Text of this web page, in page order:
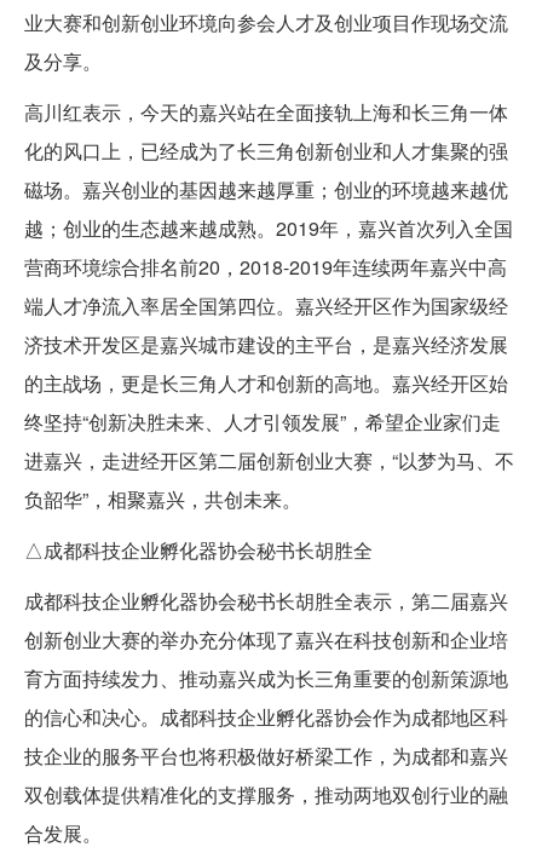
业大赛和创新创业环境向参会人才及创业项目作现场交流
及分享。
高川红表示，今天的嘉兴站在全面接轨上海和长三角一体
化的风口上，已经成为了长三角创新创业和人才集聚的强
磁场。嘉兴创业的基因越来越厚重；创业的环境越来越优
越；创业的生态越来越成熟。2019年，嘉兴首次列入全国
营商环境综合排名前20，2018-2019年连续两年嘉兴中高
端人才净流入率居全国第四位。嘉兴经开区作为国家级经
济技术开发区是嘉兴城市建设的主平台，是嘉兴经济发展
的主战场，更是长三角人才和创新的高地。嘉兴经开区始
终坚持“创新决胜未来、人才引领发展”，希望企业家们走
进嘉兴，走进经开区第二届创新创业大赛，“以梦为马、不
负韶华”，相聚嘉兴，共创未来。
△成都科技企业孵化器协会秘书长胡胜全
成都科技企业孵化器协会秘书长胡胜全表示，第二届嘉兴
创新创业大赛的举办充分体现了嘉兴在科技创新和企业培
育方面持续发力、推动嘉兴成为长三角重要的创新策源地
的信心和决心。成都科技企业孵化器协会作为成都地区科
技企业的服务平台也将积极做好桥梁工作，为成都和嘉兴
双创载体提供精准化的支撑服务，推动两地双创行业的融
合发展。